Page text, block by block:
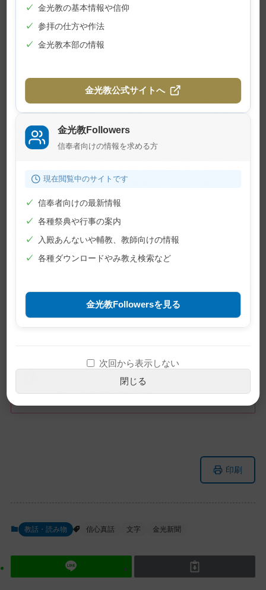
葉しか交わせませんでしたが、少しずつ変わって
いく夫の姿を見て、私の心もだんだんと穏やかに
なっていき、やがて夫婦の会話ができるようにな
それから月日を重ねる中で、娘も結婚して子ど
もが生まれ、今春の教会の大祭には、家族皆で参
拝することができました。その時、主人が初孫を
先生のお取次と神様のお働きに、心からお礼を申
し上げました。
※このお話は実話をもとに執筆されたものです
が、登場人物は仮名を原則としています
（「心に届く信心真話」金光新聞2015年8月30日号
※この記事は旧サイトから移行したも
のですので不具合があることがありま
す。ご了承ください。
印刷
教話・読み物 信心真話 文字 金光新聞
✓ 金光教の基本情報や信仰
✓ 参拝の仕方や作法
✓ 金光教本部の情報
金光教公式サイトへ
金光教Followers
信奉者向けの情報を求める方
現在閲覧中のサイトです
✓ 信奉者向けの最新情報
✓ 各種祭典や行事の案内
✓ 入殿あんないや輔教、教師向けの情報
✓ 各種ダウンロードやみ教え検索など
金光教Followersを見る
次回から表示しない
閉じる